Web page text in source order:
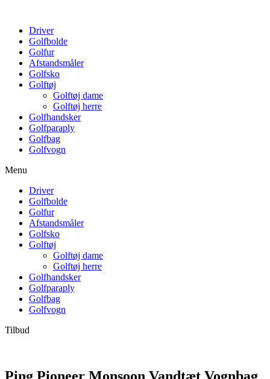
Driver
Golfbolde
Golfur
Afstandsmåler
Golfsko
Golftøj
Golftøj dame
Golftøj herre
Golfhandsker
Golfparaply
Golfbag
Golfvogn
Menu
Driver
Golfbolde
Golfur
Afstandsmåler
Golfsko
Golftøj
Golftøj dame
Golftøj herre
Golfhandsker
Golfparaply
Golfbag
Golfvogn
Tilbud